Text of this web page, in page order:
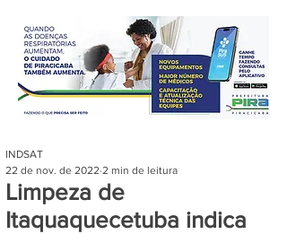
Limpeza de
Itaquaquecetuba indica
INDSAT
22 de nov. de 2022 2 min de leitura